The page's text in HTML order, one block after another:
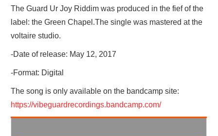
The Guard Ur Joy Riddim was produced in the fief of the
label: the Green Chapel.The single was mastered at the
voltaire studio.
-Date of release: May 12, 2017
-Format: Digital
The song is only available on the bandcamp site:
https://vibeguardrecordings.bandcamp.com/